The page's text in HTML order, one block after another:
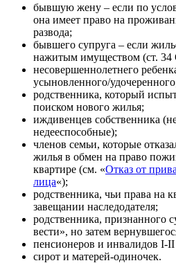
бывшую жену – если по
она имеет право на
развода;
бывшего супруга – если
нажитым имуществом (ст.
несовершеннолетнего
усыновленного/
родственника, который
поиском нового жилья;
иждивенцев собственника
недееспособные);
членов семьи, которые
жилья в обмен на право
квартире (см. «Отказ от
лица«);
родственника, чьи права на
завещании наследодателя;
родственника, признанного
вести», но затем
пенсионеров и инвалидов I-
сирот и матерей-одиночек.